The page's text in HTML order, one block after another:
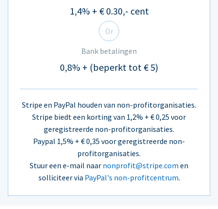
1,4% + € 0.30,- cent
Or
Bank betalingen
0,8% + (beperkt tot € 5)
Stripe en PayPal houden van non-profitorganisaties.
Stripe biedt een korting van 1,2% + € 0,25 voor
geregistreerde non-profitorganisaties.
Paypal 1,5% + € 0,35 voor geregistreerde non-
profitorganisaties.
Stuur een e-mail naar nonprofit@stripe.com en
solliciteer via PayPal's non-profitcentrum.